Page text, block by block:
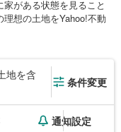
がある状態を見ること
想の土地をYahoo!不動
地を含
条件変更
通知設定